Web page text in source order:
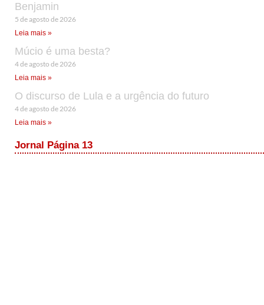
Benjamin
5 de agosto de 2026
Leia mais »
Múcio é uma besta?
4 de agosto de 2026
Leia mais »
O discurso de Lula e a urgência do futuro
4 de agosto de 2026
Leia mais »
Jornal Página 13